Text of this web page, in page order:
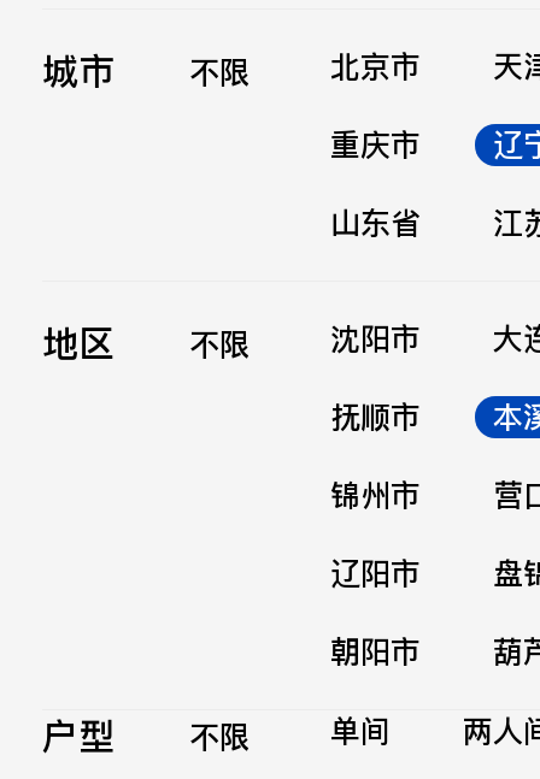
城市 不限 北京市
天
重庆市
辽
山东省
江
地区 不限 沈阳市
大
抚顺市
本
锦州市
营
辽阳市
盘
朝阳市
葫
户型 不限 单间
两人